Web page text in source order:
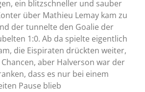
ein blitzschneller und sauber
über Mathieu Lemay kam zu
der tunnelte den Goalie der
1:0. Ab da spielte eigentlich
die Eispiraten drückten weiter,
aber Halverson war der
dass es nur bei einem
Pause blieb